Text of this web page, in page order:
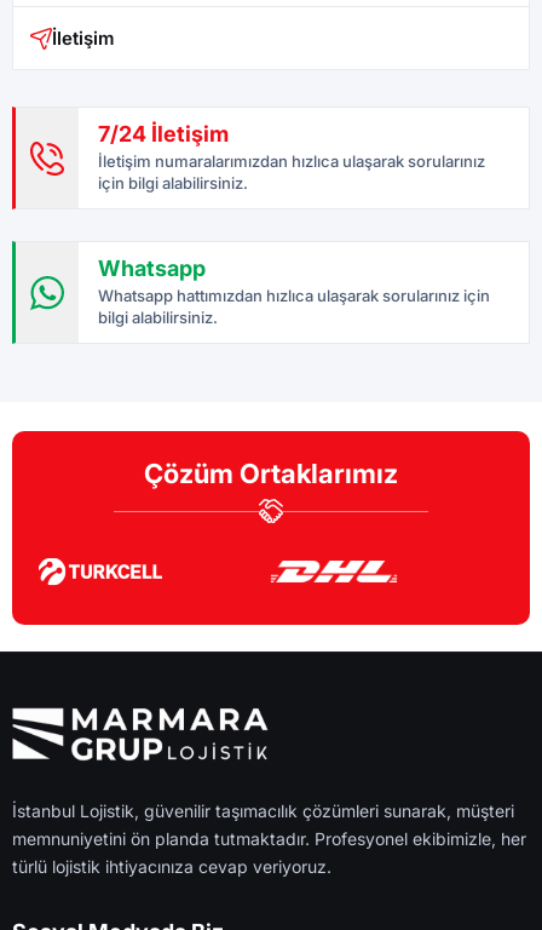
İletişim
7/24 İletişim
İletişim numaralarımızdan hızlıca ulaşarak sorularınız
için bilgi alabilirsiniz.
Whatsapp
Whatsapp hattımızdan hızlıca ulaşarak sorularınız için
bilgi alabilirsiniz.
Çözüm Ortaklarımız
İstanbul Lojistik, güvenilir taşımacılık çözümleri sunarak, müşteri
memnuniyetini ön planda tutmaktadır. Profesyonel ekibimizle, her
türlü lojistik ihtiyacınıza cevap veriyoruz.